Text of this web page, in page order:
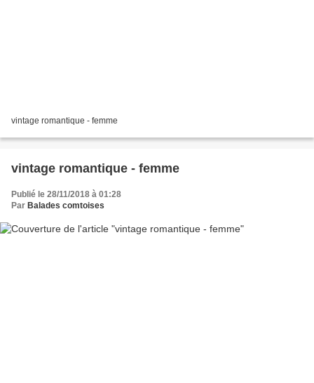
vintage romantique - femme
vintage romantique - femme
Publié le 28/11/2018 à 01:28
Par Balades comtoises